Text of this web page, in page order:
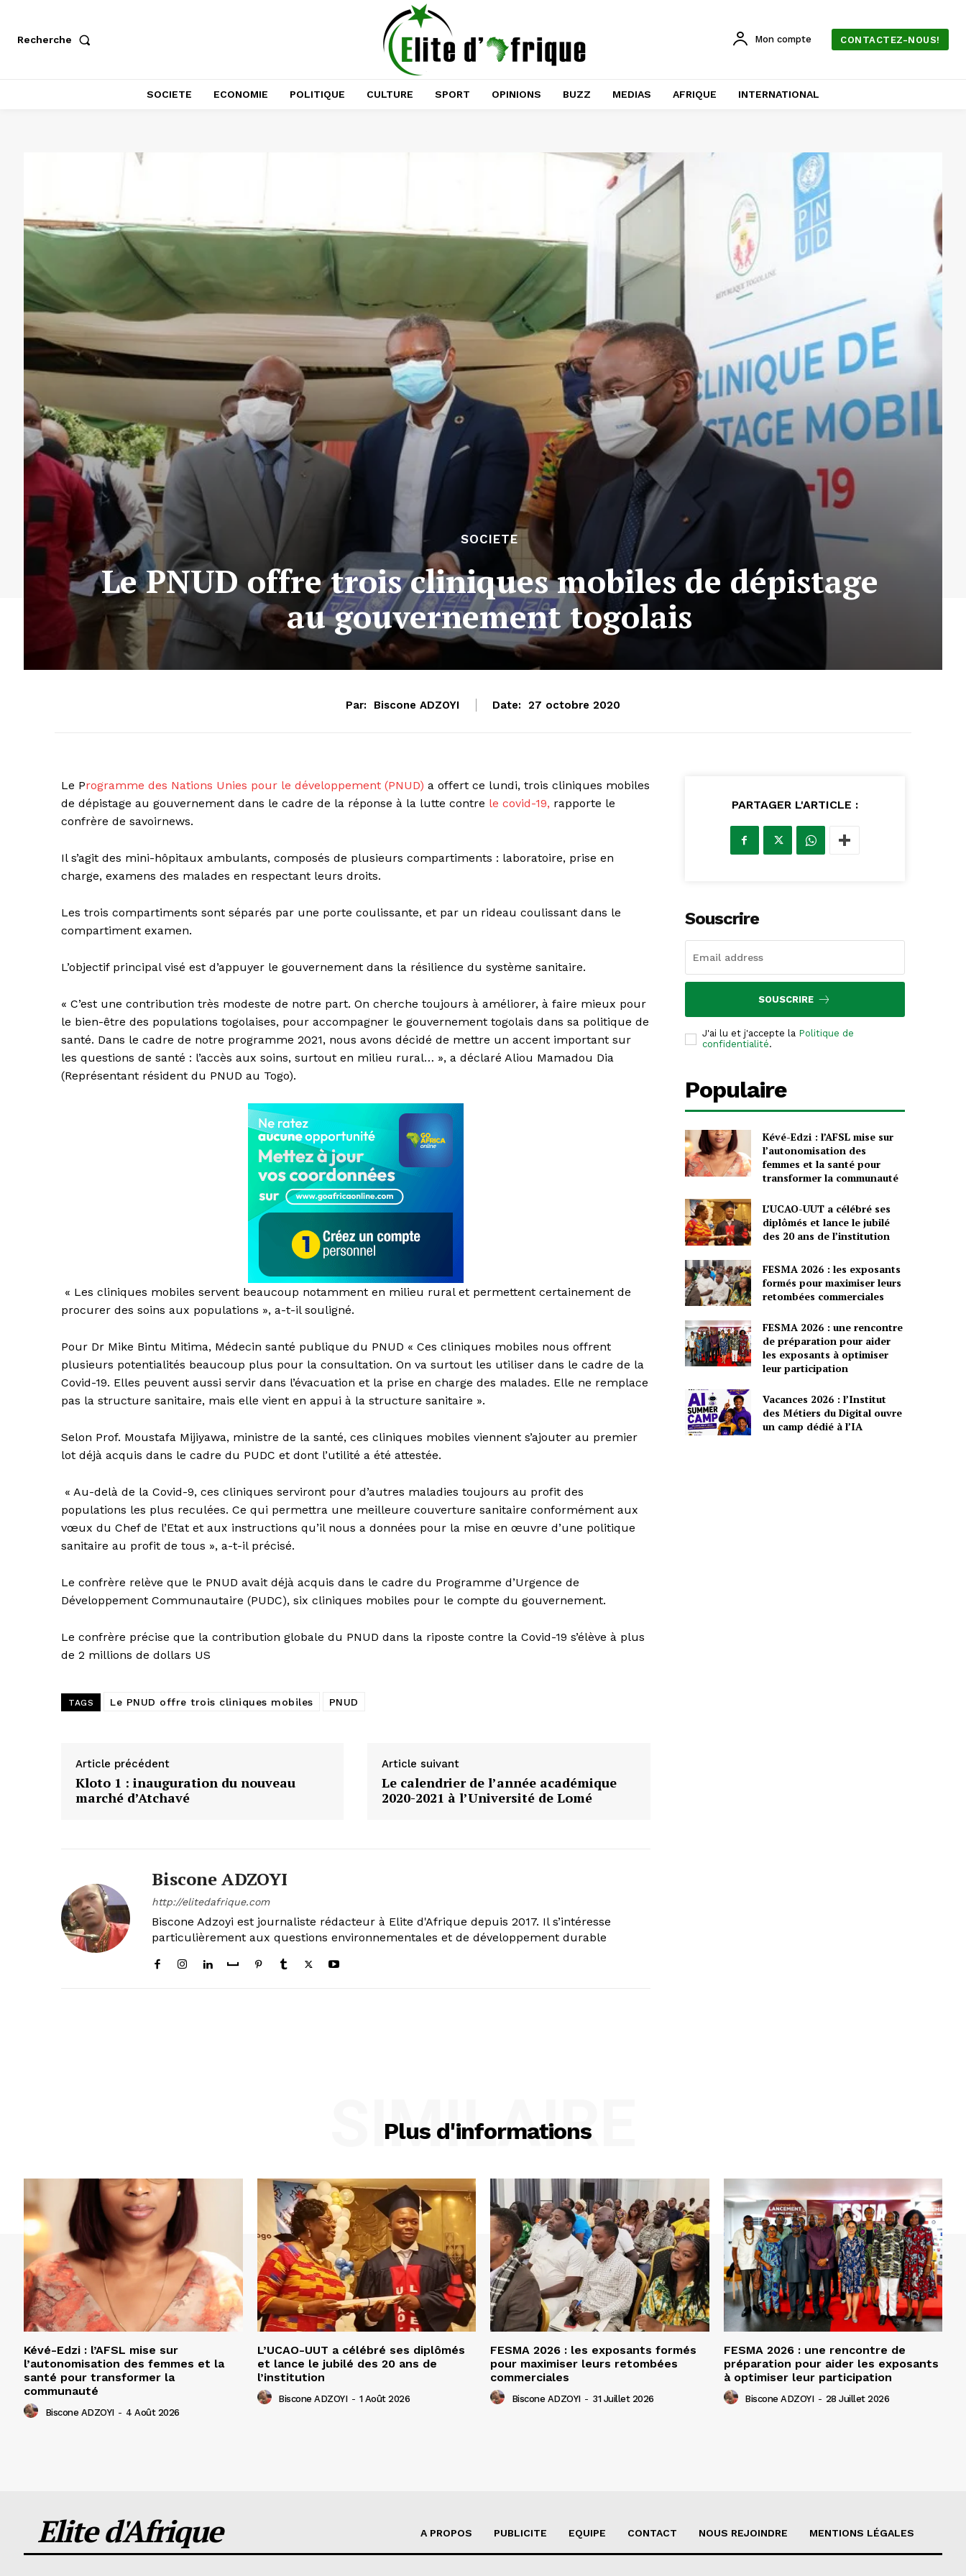
Recherche Mon compte CONTACTEZ-NOUS!
SOCIETE ECONOMIE POLITIQUE CULTURE SPORT OPINIONS BUZZ MEDIAS AFRIQUE INTERNATIONAL
SOCIETE
Le PNUD offre trois cliniques mobiles de dépistage
au gouvernement togolais
Par: Biscone ADZOYI Date: 27 octobre 2020
Le Programme des Nations Unies pour le développement (PNUD) a offert ce lundi, trois cliniques mobiles
de dépistage au gouvernement dans le cadre de la réponse à la lutte contre le covid-19, rapporte le
confrère de savoirnews.
Il s’agit des mini-hôpitaux ambulants, composés de plusieurs compartiments : laboratoire, prise en
charge, examens des malades en respectant leurs droits.
Les trois compartiments sont séparés par une porte coulissante, et par un rideau coulissant dans le
compartiment examen.
L’objectif principal visé est d’appuyer le gouvernement dans la résilience du système sanitaire.
« C’est une contribution très modeste de notre part. On cherche toujours à améliorer, à faire mieux pour
le bien-être des populations togolaises, pour accompagner le gouvernement togolais dans sa politique de
santé. Dans le cadre de notre programme 2021, nous avons décidé de mettre un accent important sur
les questions de santé : l’accès aux soins, surtout en milieu rural… », a déclaré Aliou Mamadou Dia
(Représentant résident du PNUD au Togo).
« Les cliniques mobiles servent beaucoup notamment en milieu rural et permettent certainement de
procurer des soins aux populations », a-t-il souligné.
Pour Dr Mike Bintu Mitima, Médecin santé publique du PNUD « Ces cliniques mobiles nous offrent
plusieurs potentialités beaucoup plus pour la consultation. On va surtout les utiliser dans le cadre de la
Covid-19. Elles peuvent aussi servir dans l’évacuation et la prise en charge des malades. Elle ne remplace
pas la structure sanitaire, mais elle vient en appui à la structure sanitaire ».
Selon Prof. Moustafa Mijiyawa, ministre de la santé, ces cliniques mobiles viennent s’ajouter au premier
lot déjà acquis dans le cadre du PUDC et dont l’utilité a été attestée.
« Au-delà de la Covid-9, ces cliniques serviront pour d’autres maladies toujours au profit des
populations les plus reculées. Ce qui permettra une meilleure couverture sanitaire conformément aux
vœux du Chef de l’Etat et aux instructions qu’il nous a données pour la mise en œuvre d’une politique
sanitaire au profit de tous », a-t-il précisé.
Le confrère relève que le PNUD avait déjà acquis dans le cadre du Programme d’Urgence de
Développement Communautaire (PUDC), six cliniques mobiles pour le compte du gouvernement.
Le confrère précise que la contribution globale du PNUD dans la riposte contre la Covid-19 s’élève à plus
de 2 millions de dollars US
TAGS Le PNUD offre trois cliniques mobiles PNUD
Article précédent
Kloto 1 : inauguration du nouveau
marché d’Atchavé
Article suivant
Le calendrier de l’année académique
2020-2021 à l’Université de Lomé
Biscone ADZOYI
http://elitedafrique.com
Biscone Adzoyi est journaliste rédacteur à Elite d'Afrique depuis 2017. Il s’intéresse
particulièrement aux questions environnementales et de développement durable
PARTAGER L'ARTICLE :
Souscrire
SOUSCRIRE
J'ai lu et j'accepte la Politique de
confidentialité.
Populaire
Kévé-Edzi : l’AFSL mise sur
l’autonomisation des
femmes et la santé pour
transformer la communauté
L’UCAO-UUT a célébré ses
diplômés et lance le jubilé
des 20 ans de l’institution
FESMA 2026 : les exposants
formés pour maximiser leurs
retombées commerciales
FESMA 2026 : une rencontre
de préparation pour aider
les exposants à optimiser
leur participation
Vacances 2026 : l’Institut
des Métiers du Digital ouvre
un camp dédié à l’IA
Plus d'informations
SIMILAIRE
Kévé-Edzi : l’AFSL mise sur
l’autonomisation des femmes et la
santé pour transformer la
communauté
Biscone ADZOYI - 4 Août 2026
L’UCAO-UUT a célébré ses diplômés
et lance le jubilé des 20 ans de
l’institution
Biscone ADZOYI - 1 Août 2026
FESMA 2026 : les exposants formés
pour maximiser leurs retombées
commerciales
Biscone ADZOYI - 31 Juillet 2026
FESMA 2026 : une rencontre de
préparation pour aider les exposants
à optimiser leur participation
Biscone ADZOYI - 28 Juillet 2026
Elite d'Afrique A PROPOS PUBLICITE EQUIPE CONTACT NOUS REJOINDRE MENTIONS LÉGALES